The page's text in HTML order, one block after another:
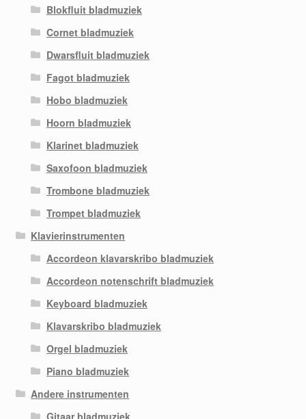
Blokfluit bladmuziek
Cornet bladmuziek
Dwarsfluit bladmuziek
Fagot bladmuziek
Hobo bladmuziek
Hoorn bladmuziek
Klarinet bladmuziek
Saxofoon bladmuziek
Trombone bladmuziek
Trompet bladmuziek
Klavierinstrumenten
Accordeon klavarskribo bladmuziek
Accordeon notenschrift bladmuziek
Keyboard bladmuziek
Klavarskribo bladmuziek
Orgel bladmuziek
Piano bladmuziek
Andere instrumenten
Gitaar bladmuziek